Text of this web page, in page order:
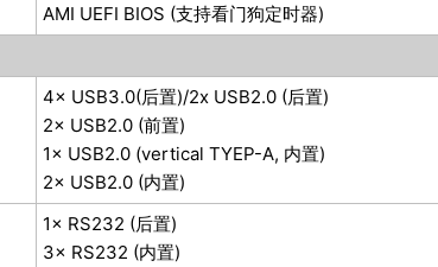
AMI UEFI BIOS (支持看门狗定时器)
4× USB3.0(后置)/2x USB2.0 (后置)
2× USB2.0 (前置)
1× USB2.0 (vertical TYEP-A, 内置)
2× USB2.0 (内置)
1× RS232 (后置)
3× RS232 (内置)